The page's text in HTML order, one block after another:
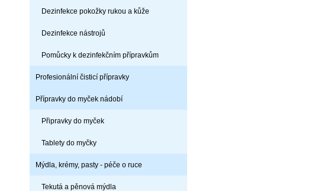
Dezinfekce pokožky rukou a kůže
Dezinfekce nástrojů
Pomůcky k dezinfekčním přípravkům
Profesionální čisticí přípravky
Přípravky do myček nádobí
Připravky do myček
Tablety do myčky
Mýdla, krémy, pasty - péče o ruce
Tekutá a pěnová mýdla